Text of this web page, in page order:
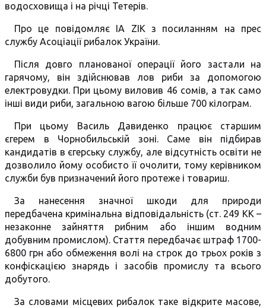
водосховища і на річці Тетерів.
Про це повідомляє IA ZIK з посиланням на прес
службу Асоціації рибалок України.
Після довго планованої операції його застали на
гарячому, він здійснював лов риби за допомогою
електровудки. При цьому виловив 46 сомів, а так само
інші види риби, загальною вагою більше 700 кілограм.
При цьому Василь Давиденко працює старшим
єгерем в Чорнобильській зоні. Саме він підбирав
кандидатів в єгерську службу, але відсутність освіти не
дозволило йому особисто її очолити, тому керівником
служби був призначений його протеже і товариш.
За нанесення значної шкоди для природи
передбачена кримінальна відповідальність (ст. 249 КК –
незаконне зайняття рибним або іншим водним
добувним промислом). Стаття передбачає штраф 1700-
6800 грн або обмеження волі на строк до трьох років з
конфіскацією знарядь і засобів промислу та всього
добутого.
За словами місцевих рибалок таке відкрите масове,